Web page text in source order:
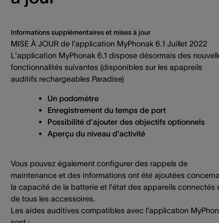
Informations supplémentaires et mises à jour
MISE À JOUR de l'application MyPhonak 6.1 Juillet 2022
L'application MyPhonak 6.1 dispose désormais des
fonctionnalités suivantes (disponibles sur les apapreils
auditifs rechargeables Paradise)
Un podomètre
Enregistrement du temps de port
Possibilité d'ajouter des objectifs optionnels
Aperçu du niveau d'activité
Vous pouvez également configurer des rappels de
maintenance et des informations ont été ajoutées
la capacité de la batterie et l'état des appareils connectés
de tous les accessoires.
Les aides auditives compatibles avec l'application